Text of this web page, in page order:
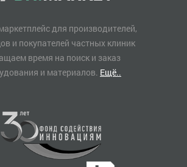
для производителей,
и покупателей частных клиник
время на поиск и заказ
и материалов. Ещё..